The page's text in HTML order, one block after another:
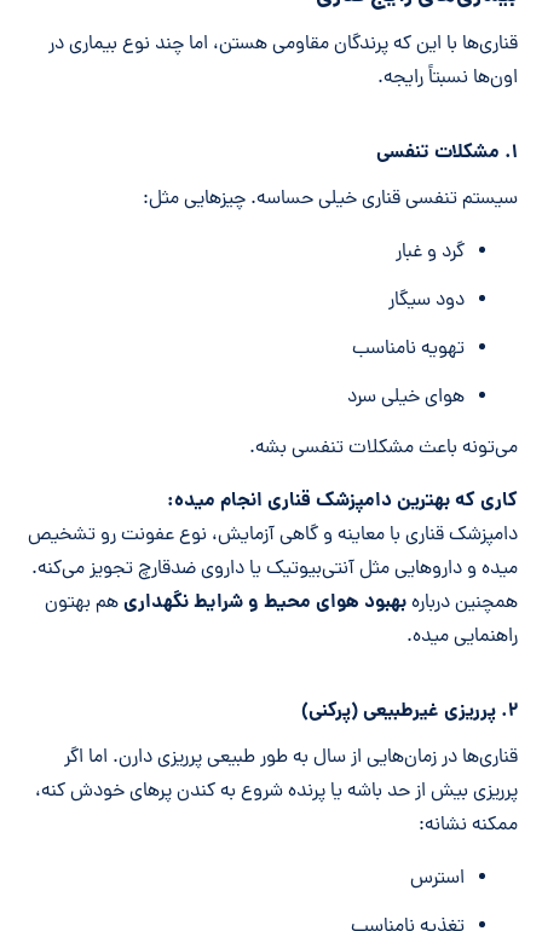
قناری‌ها با این که پرندگان مقاومی هستن، اما چند نوع بیماری در
اون‌ها نسبتاً رایجه.
۱. مشکلات تنفسی
سیستم تنفسی قناری خیلی حساسه. چیزهایی مثل:
گرد و غبار
دود سیگار
تهویه نامناسب
هوای خیلی سرد
می‌تونه باعث مشکلات تنفسی بشه.
کاری که بهترین دامپزشک قناری انجام میده:
دامپزشک قناری با معاینه و گاهی آزمایش، نوع عفونت رو تشخیص
میده و داروهایی مثل آنتی‌بیوتیک یا داروی ضدقارچ تجویز می‌کنه.
همچنین دربارهبهبود هوای محیط و شرایط نگهداریهم بهتون
راهنمایی میده.
۲. پرریزی غیرطبیعی (پرکنی)
قناری‌ها در زمان‌هایی از سال به طور طبیعی پرریزی دارن. اما اگر
پرریزی بیش از حد باشه یا پرنده شروع به کندن پرهای خودش کنه،
ممکنه نشانه:
استرس